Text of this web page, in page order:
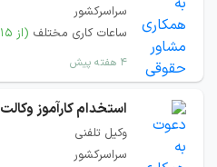
سراسرکشور
ساعات کاری مختلف (از ۱۵ الی ۲۰ میلیون)
۴ هفته پیش
استخدام کارآموز وکالت
وکیل تلفنی
سراسرکشور